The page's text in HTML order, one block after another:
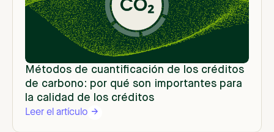
Métodos de cuantificación de los créditos
de carbono: por qué son importantes para
la calidad de los créditos
Leer el artículo